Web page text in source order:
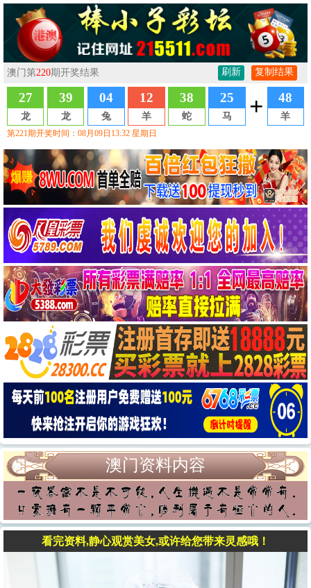
澳门资料内容
看完资料,静心观赏美女,或许给您带来灵感哦！